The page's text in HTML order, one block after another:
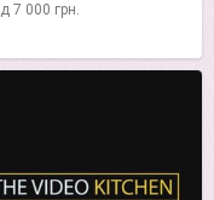
7 000 грн.